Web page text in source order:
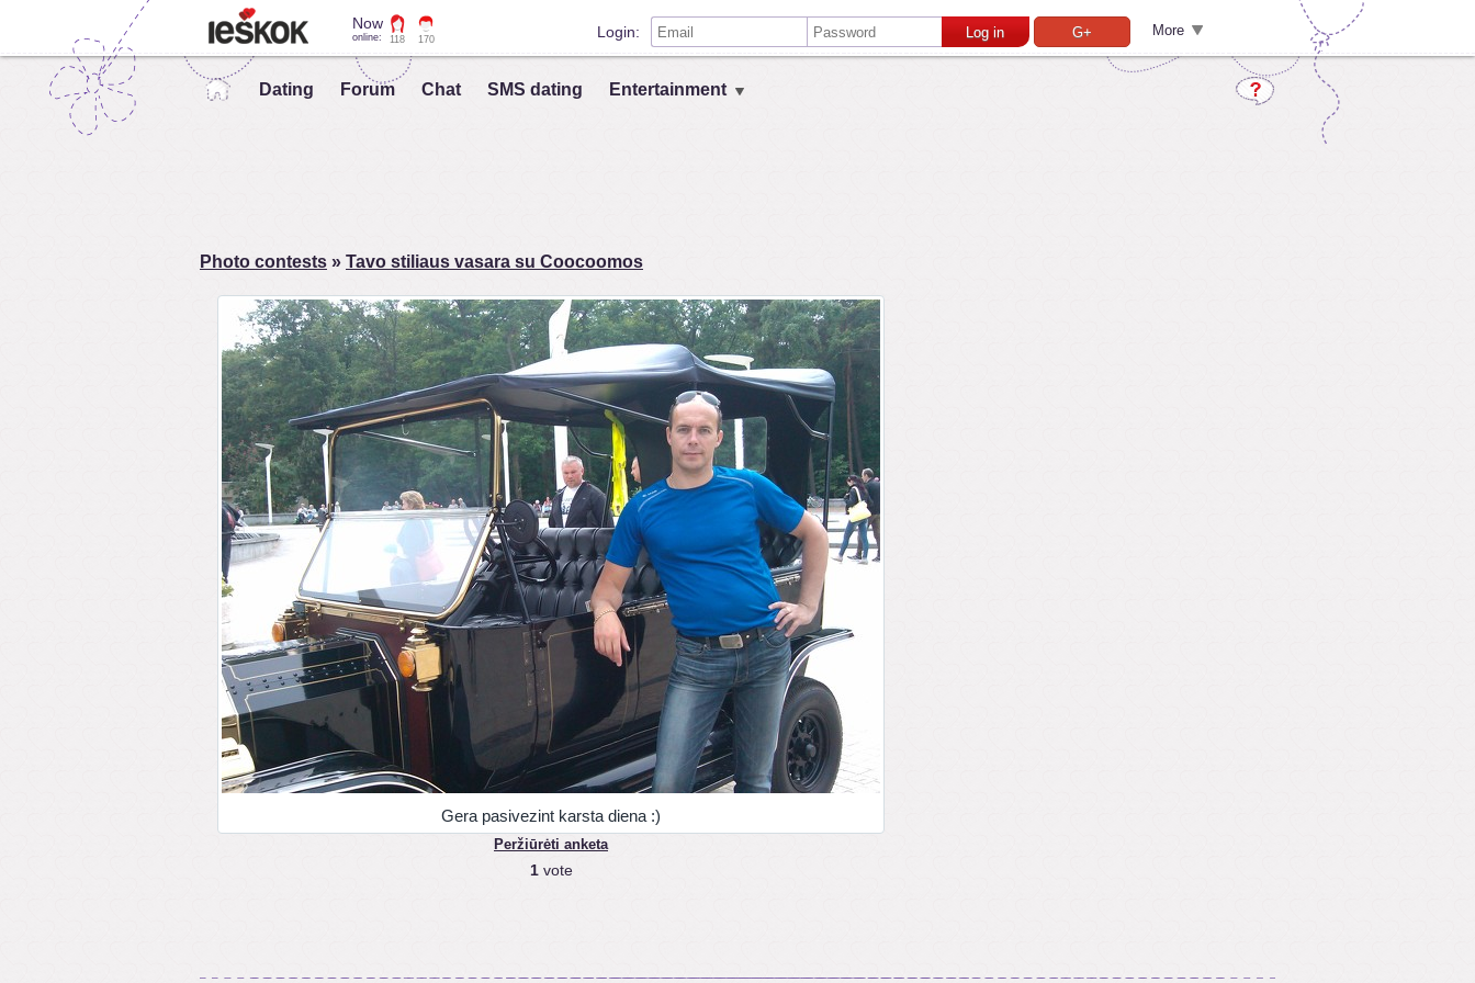
Now
online: 118 170 Login: Log in G+
Remember me on this computer
More
Dating Forum Chat SMS dating Entertainment
Photo contests » Tavo stiliaus vasara su Coocoomos
Gera pasivezint karsta diena :)
Peržiūrėti anketa
1vote